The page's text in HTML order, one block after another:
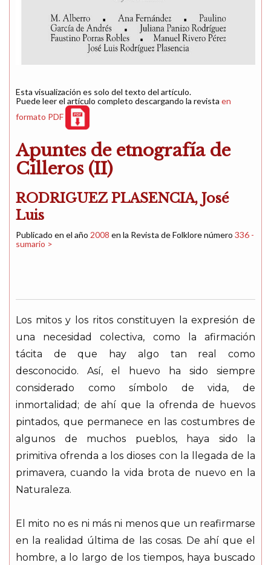
Esta visualización es solo del texto del artículo.
Puede leer el artículo completo descargando la revista en
formato PDF
Apuntes de etnografía de
Cilleros (II)
RODRIGUEZ PLASENCIA, José
Luis
Publicado en el año 2008 en la Revista de Folklore número 336 -
sumario >
Los mitos y los ritos constituyen la expresión de
una necesidad colectiva, como la afirmación
tácita de que hay algo tan real como
desconocido. Así, el huevo ha sido siempre
considerado como símbolo de vida, de
inmortalidad; de ahí que la ofrenda de huevos
pintados, que permanece en las costumbres de
algunos de muchos pueblos, haya sido la
primitiva ofrenda a los dioses con la llegada de la
primavera, cuando la vida brota de nuevo en la
Naturaleza.
El mito no es ni más ni menos que un reafirmarse
en la realidad última de las cosas. De ahí que el
hombre, a lo largo de los tiempos, haya buscado